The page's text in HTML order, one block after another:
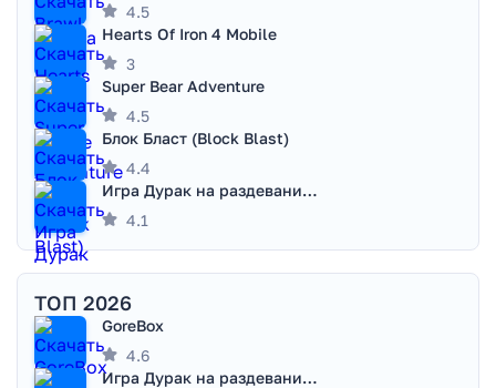
4.5
Hearts Of Iron 4 Mobile
3
Super Bear Adventure
4.5
Блок Бласт (Block Blast)
4.4
Игра Дурак на раздевание - Правила игры
4.1
ТОП 2026
GoreBox
4.6
Игра Дурак на раздевание - Правила игры